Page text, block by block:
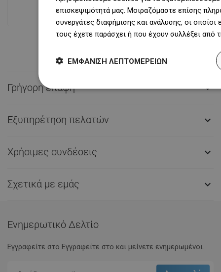
500 000 διαθέσιμα προϊόντα!
Γρήγορη επαφή 
Εξυπηρέτηση πελατών 
Χρήσιμες συνδέσεις 
Σχετικά με εμάς 
Ενημερωτικό Δελτίο
Εγγραφείτε στο Eγγραφείτε στο και μείνετε ενημερωμένοι.
επισκεψιμότητά μας. Μοιραζόμαστε επίσης
συνεργάτες διαφήμισης και ανάλυσης, οι
τους έχετε παράσχει ή που έχουν συλλέξει
ΕΜΦΆΝΙΣΗ ΛΕΠΤΟΜΕΡΕΙΏΝ